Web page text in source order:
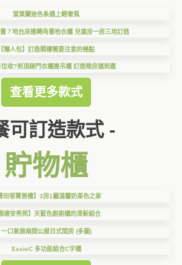
當莫蘭迪色系遇上輕奢風
？地台床連轉角書枱衣櫃 兒童房一房三用訂造
【懶人包】訂造閣樓需要注意的幾點
收?到頂趟門衣櫃連吊櫃 訂造睡房儲到盡
查看更多款式
可訂造款式 -
貯物櫃
田邨菁善樓】3房1廳溫馨奶茶色之家
塘安秀苑】天藍色廚廁櫃的清新組合
一口氣做兩間公屋日式間房 (多圖)
EssieC 多功能組合C字櫃